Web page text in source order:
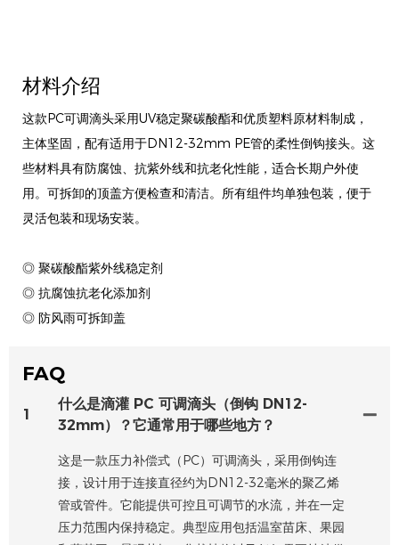
材料介绍
这款PC可调滴头采用UV稳定聚碳酸酯和优质塑料原材料制成，
主体坚固，配有适用于DN12-32mm PE管的柔性倒钩接头。这
些材料具有防腐蚀、抗紫外线和抗老化性能，适合长期户外使
用。可拆卸的顶盖方便检查和清洁。所有组件均单独包装，便于
灵活包装和现场安装。
◎ 聚碳酸酯紫外线稳定剂
◎ 抗腐蚀抗老化添加剂
◎ 防风雨可拆卸盖
FAQ
1
什么是滴灌 PC 可调滴头（倒钩 DN12-
32mm）？它通常用于哪些地方？
这是一款压力补偿式（PC）可调滴头，采用倒钩连
接，设计用于连接直径约为DN12-32毫米的聚乙烯
管或管件。它能提供可控且可调节的水流，并在一定
压力范围内保持稳定。典型应用包括温室苗床、果园